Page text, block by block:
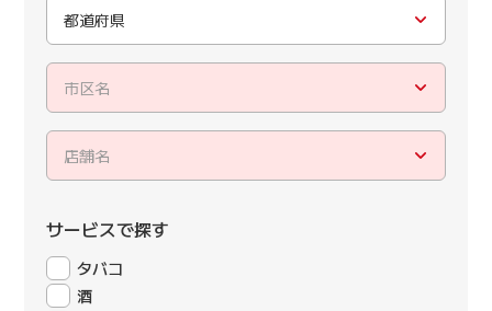
都道府県
市区名
店舗名
サービスで探す
タバコ
酒